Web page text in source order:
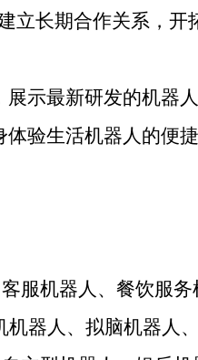
长期合作关系，开
示最新研发的机器
验生活机器人的便
服机器人、餐饮服
器人、拟脑机器人